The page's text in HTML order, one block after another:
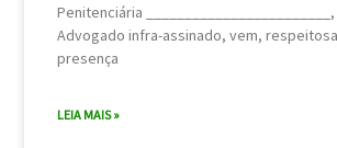
Penitenciária
Advogado infra-assinado, vem,
presença
LEIA MAIS »